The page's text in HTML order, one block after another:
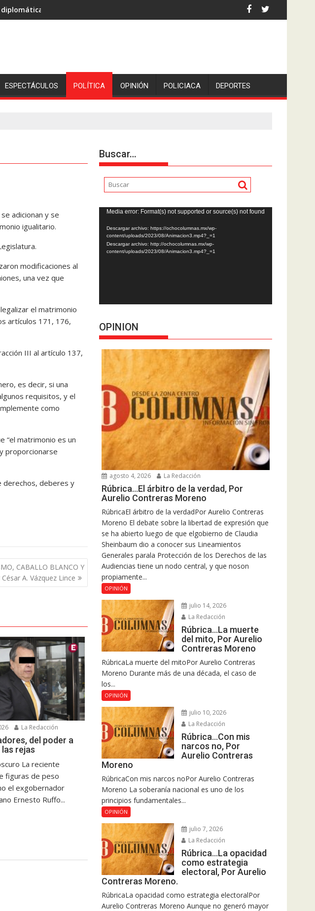
ESPECTÁCULOS POLÍTICA OPINIÓN POLICIACA DEPORTES
adicionan y se
igualitario.
modificaciones al
una vez que
el matrimonio
artículos 171, 176,
III al artículo 137,
es decir, si una
requisitos, y el
como
“el matrimonio es un
proporcionarse
derechos, deberes y
CABALLO BLANCO Y
A. Vázquez Lince
La Redacción
del poder a
rejas
La reciente
figuras de peso
el exgobernador
Ernesto Ruffo...
Buscar…
Reproductor
de
vídeo
Media error: Format(s) not supported or source(s) not found
Descargar archivo: https://ochocolumnas.mx/wp-
content/uploads/2023/08/Animacion3.mp4?_=1
Descargar archivo: http://ochocolumnas.mx/wp-
content/uploads/2023/08/Animacion3.mp4?_=1
OPINION
agosto 4, 2026 La Redacción
Rúbrica…El árbitro de la verdad, Por
Aurelio Contreras Moreno
RúbricaEl árbitro de la verdadPor Aurelio Contreras
Moreno El debate sobre la libertad de expresión que
se ha abierto luego de que elgobierno de Claudia
Sheinbaum dio a conocer sus Lineamientos
Generales parala Protección de los Derechos de las
Audiencias tiene un nodo central, y que noson
propiamente...
OPINIÓN
julio 14, 2026
La Redacción
Rúbrica…La muerte
del mito, Por Aurelio
Contreras Moreno
RúbricaLa muerte del mitoPor Aurelio Contreras
Moreno Durante más de una década, el caso de
los...
OPINIÓN
julio 10, 2026
La Redacción
Rúbrica…Con mis
narcos no, Por
Aurelio Contreras
Moreno
RúbricaCon mis narcos noPor Aurelio Contreras
Moreno La soberanía nacional es uno de los
principios fundamentales...
OPINIÓN
julio 7, 2026
La Redacción
Rúbrica…La opacidad
como estrategia
electoral, Por Aurelio
Contreras Moreno.
RúbricaLa opacidad como estrategia electoralPor
Aurelio Contreras Moreno Aunque no generó mayor